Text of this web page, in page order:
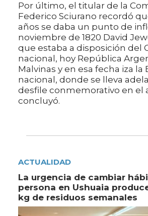
Por último, el titular de la
Federico Sciurano recordó
años se daba un punto de
noviembre de 1820 David
que estaba a disposición del
nacional, hoy República
Malvinas y en esa fecha iza la
nacional, donde se lleva
desfile conmemorativo en el
concluyó.
ACTUALIDAD
La urgencia de cambiar
persona en Ushuaia
kg de residuos semanales